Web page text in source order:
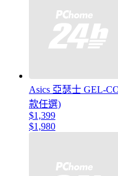
Asics 亞瑟士 GEL-
款任選)
$1,399
$1,980